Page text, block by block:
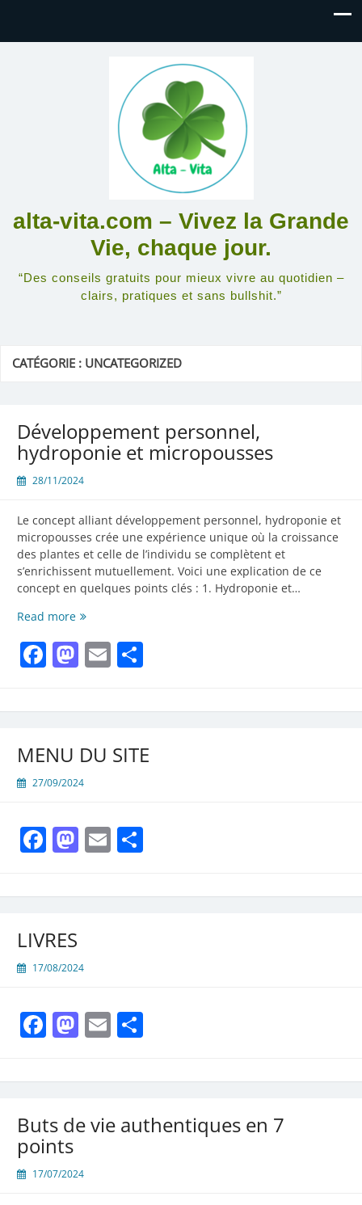
alta-vita.com – Vivez la Grande
Vie, chaque jour.
“Des conseils gratuits pour mieux vivre au quotidien –
clairs, pratiques et sans bullshit.”
CATÉGORIE : UNCATEGORIZED
Développement personnel,
hydroponie et micropousses
28/11/2024
Le concept alliant développement personnel, hydroponie et
micropousses crée une expérience unique où la croissance
des plantes et celle de l’individu se complètent et
s’enrichissent mutuellement. Voici une explication de ce
concept en quelques points clés : 1. Hydroponie et…
Read moreDéveloppement
hydroponie
et
Facebook
Mastodon
Email
MENU DU SITE
27/09/2024
Facebook
Mastodon
Email
LIVRES
17/08/2024
Facebook
Mastodon
Email
Buts de vie authentiques en 7
points
17/07/2024